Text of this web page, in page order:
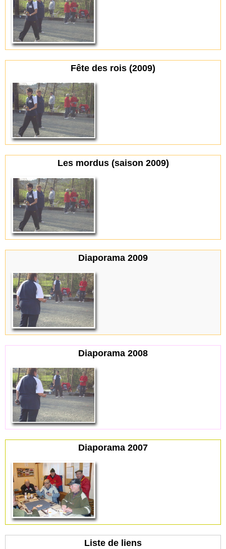
Fête des rois (2009)
Les mordus (saison 2009)
Diaporama 2009
Diaporama 2008
Diaporama 2007
Liste de liens